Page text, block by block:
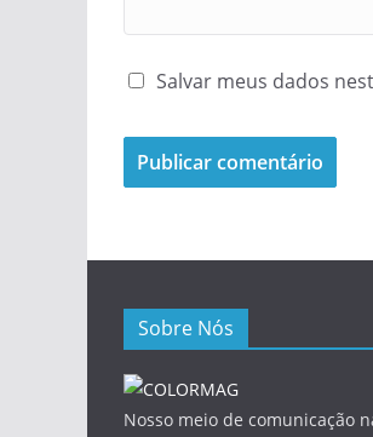
Salvar meus dados
Sobre Nós
Nosso meio de comunicação